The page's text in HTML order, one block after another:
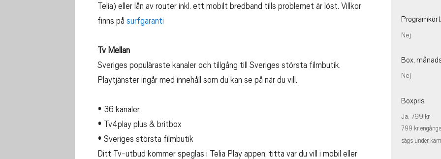
Telia) eller lån av router inkl. ett mobilt bredband tills problemet är löst. Villkor
finns på surfgaranti
Tv Mellan
Sveriges populäraste kanaler och tillgång till Sveriges största filmbutik.
Playtjänster ingår med innehåll som du kan se på när du vill.
• 36 kanaler
• Tv4play plus & britbox
• Sveriges största filmbutik
Ditt Tv-utbud kommer speglas i Telia Play appen, titta var du vill i mobil eller
Nej
Box,
Nej
Boxpris
Ja, 799 kr
799 kr
sägs under